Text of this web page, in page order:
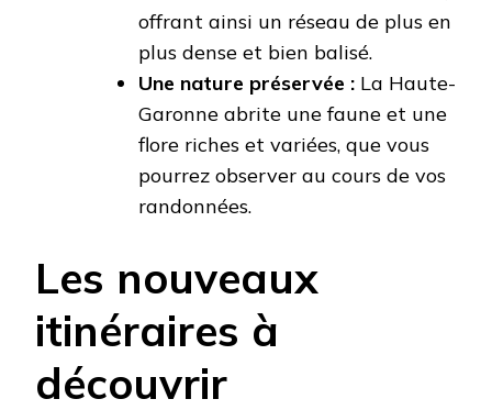
offrant ainsi un réseau de plus en
plus dense et bien balisé.
Une nature préservée : La Haute-
Garonne abrite une faune et une
flore riches et variées, que vous
pourrez observer au cours de vos
randonnées.
Les nouveaux
itinéraires à
découvrir